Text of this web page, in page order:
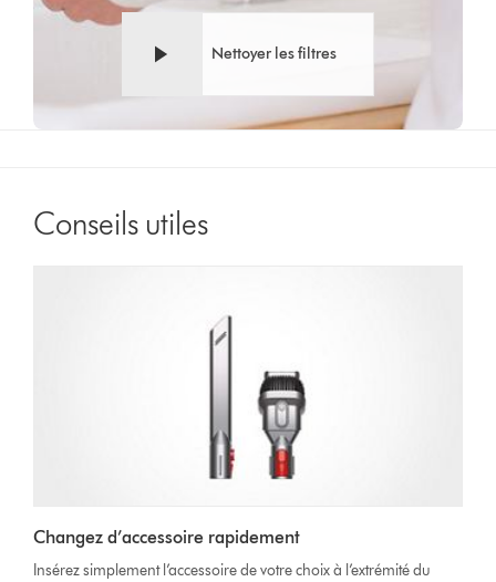
Nettoyer les filtres
Conseils utiles
Changez d’accessoire rapidement
Insérez simplement l’accessoire de votre choix à l’extrémité du